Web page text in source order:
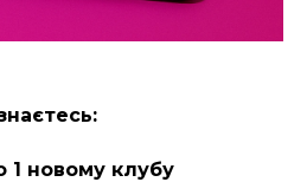
1 новому клубу